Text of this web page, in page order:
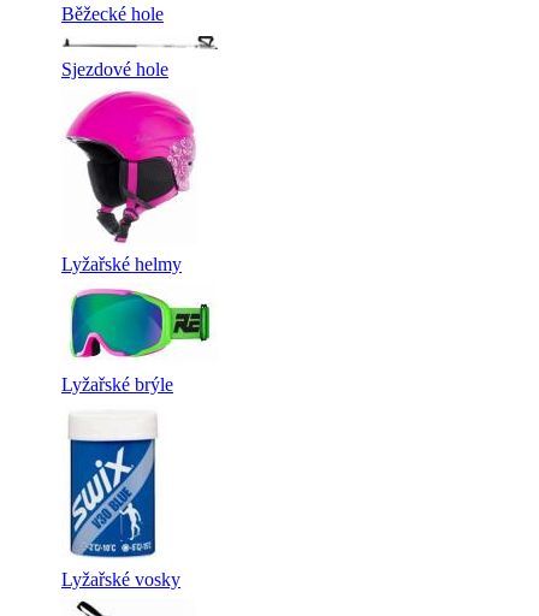
Běžecké hole
Sjezdové hole
Lyžařské helmy
Lyžařské brýle
Lyžařské vosky